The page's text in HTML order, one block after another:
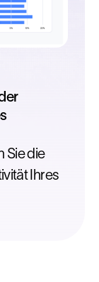
Sie die
Ihres